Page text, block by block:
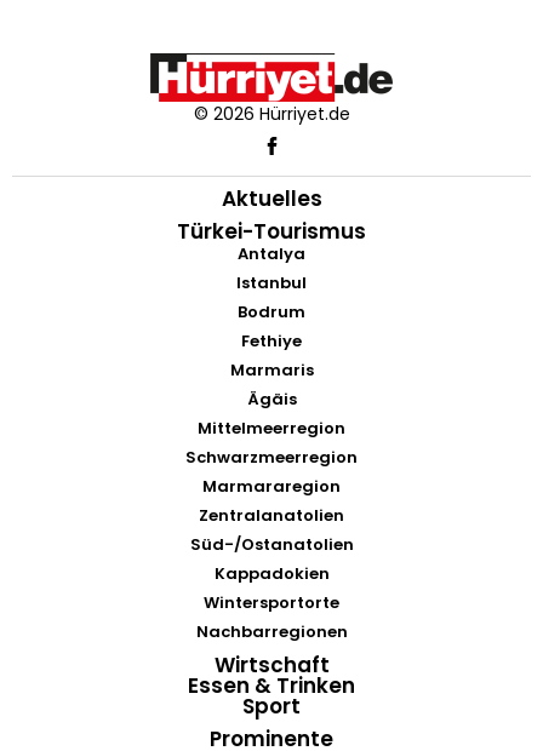
© 2026 Hürriyet.de
Aktuelles
Türkei-Tourismus
Antalya
Istanbul
Bodrum
Fethiye
Marmaris
Ägäis
Mittelmeerregion
Schwarzmeerregion
Marmararegion
Zentralanatolien
Süd-/Ostanatolien
Kappadokien
Wintersportorte
Nachbarregionen
Wirtschaft
Essen & Trinken
Sport
Prominente